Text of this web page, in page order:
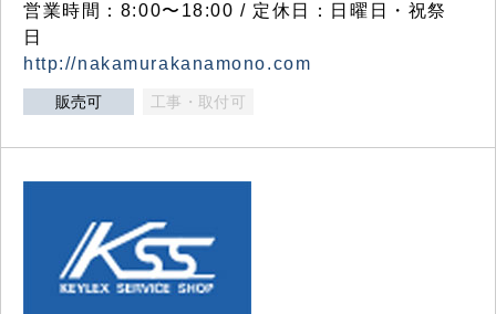
営業時間：8:00〜18:00 / 定休日：日曜日・祝祭
日
http://nakamurakanamono.com
販売可 工事・取付可